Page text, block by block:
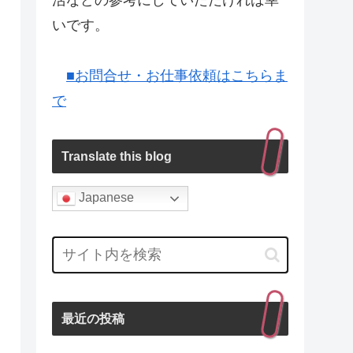
いです。
■お問合せ・お仕事依頼はこちらま
で
Translate this blog
Japanese
最近の投稿